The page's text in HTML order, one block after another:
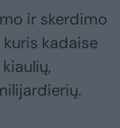
ir skerdimo
kadaise